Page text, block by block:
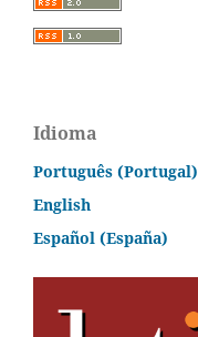
Idioma
Português (Portugal)
English
Español (España)